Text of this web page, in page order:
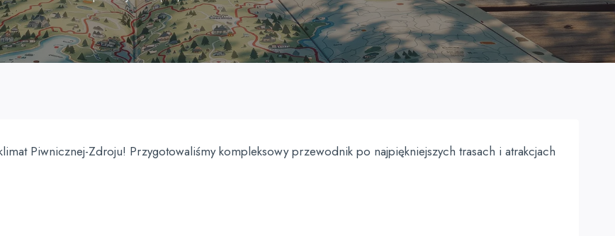
Piwnicznej-Zdroju! Przygotowaliśmy kompleksowy przewodnik po najpiękniejszych trasach i atrakcjach